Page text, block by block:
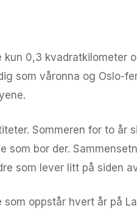
0,3 kvadratkilometer
som våronna og Oslo-
Sommeren for to år
bor der.
som lever litt på siden
oppstår hvert år på